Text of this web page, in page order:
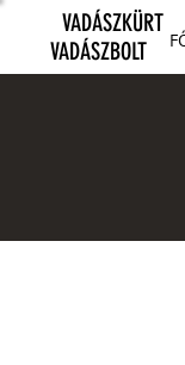
VADÁSZKÜRT
VADÁSZBOLT